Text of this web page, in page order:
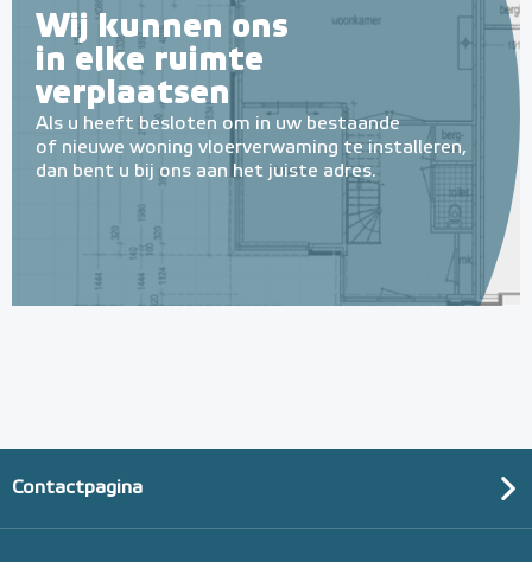
Wij kunnen ons
in elke ruimte
verplaatsen
Als u heeft besloten om in uw bestaande
of nieuwe woning vloerverwaming te installeren,
dan bent u bij ons aan het juiste adres.
Contactpagina